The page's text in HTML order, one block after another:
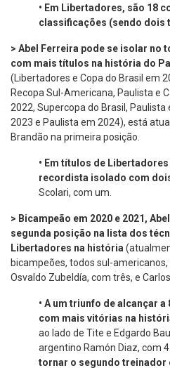
• Em Libertadores, são 18
classificações (sendo dois
> Abel Ferreira pode se isolar no
com mais títulos na história do
(Libertadores e Copa do Brasil em
Recopa Sul-Americana, Paulista e
2022, Supercopa do Brasil,
2023 e Paulista em 2024), está
Brandão na primeira posição.
• Em títulos de
recordista isolado com
Scolari, com um.
> Bicampeão em 2020 e 2021,
segunda posição na lista dos
Libertadores na história
bicampeões, todos sul-
Osvaldo Zubeldía, com três, e
• A um triunfo de alcançar
com mais vitórias na
ao lado de Tite e Edgardo
argentino Ramón Diaz, com
tornar o segundo treinador